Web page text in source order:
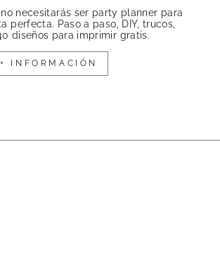
necesitarás ser party planner para
perfecta. Paso a paso, DIY, trucos,
diseños para imprimir gratis.
+ INFORMACIÓN